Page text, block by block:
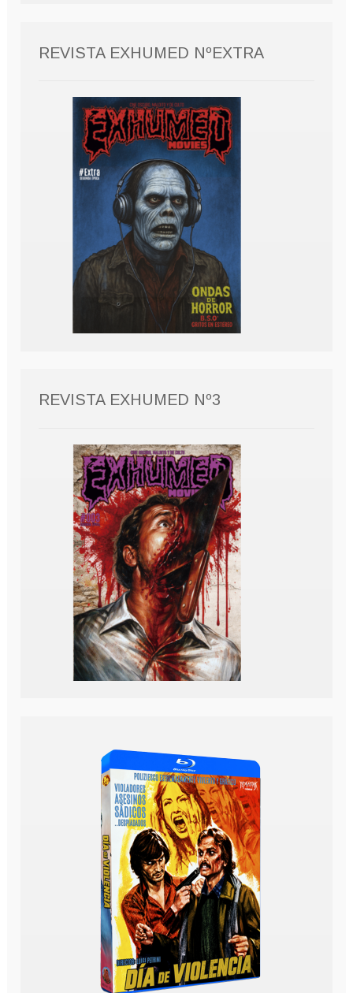
REVISTA EXHUMED NºEXTRA
REVISTA EXHUMED Nº3